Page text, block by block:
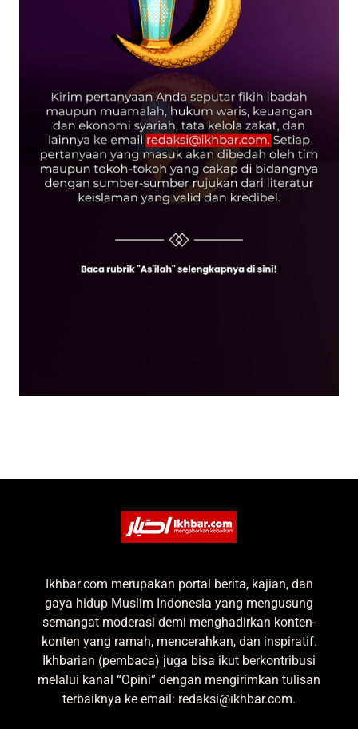
Ikhbar.com merupakan portal berita, kajian, dan
gaya hidup Muslim Indonesia yang mengusung
semangat moderasi demi menghadirkan konten-
konten yang ramah, mencerahkan, dan inspiratif.
Ikhbarian (pembaca) juga bisa ikut berkontribusi
melalui kanal “Opini” dengan mengirimkan tulisan
terbaiknya ke email: redaksi@ikhbar.com.